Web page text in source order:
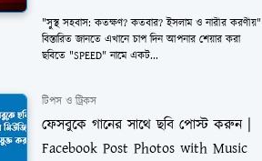
"সুস্থ সহবাস: কতক্ষণ? কতবার? ইসলাম ও নারীর করণীয়"
বিস্তারিত জানতে এখানে চাপ দিন আপনার শেয়ার করা
ছবিতে "SPEED" নামে একট...
টিপস ও ট্রিকস
ফেসবুকে গানের সাথে ছবি পোস্ট করুন |
Facebook Post Photos with Music